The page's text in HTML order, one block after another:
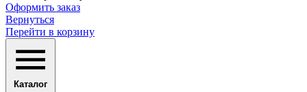
Оформить заказ
Вернуться
Перейти в корзину
Каталог